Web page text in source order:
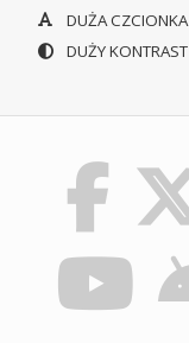
DUŻA CZCIONKA
DUŻY KONTRAST